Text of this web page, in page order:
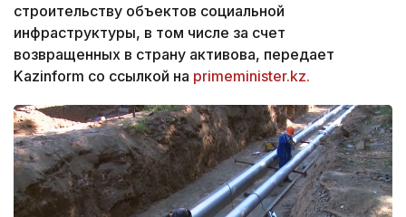
строительству объектов социальной
инфраструктуры, в том числе за счет
возвращенных в страну активова, передает
Kazinform со ссылкой на primeminister.kz.